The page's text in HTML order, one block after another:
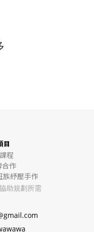
目
程
合作
族紓壓手作
助規劃所需